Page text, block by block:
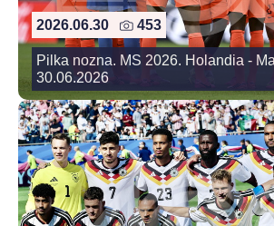
2026.06.30 453
Pilka nozna. MS 2026. Holandia -
30.06.2026